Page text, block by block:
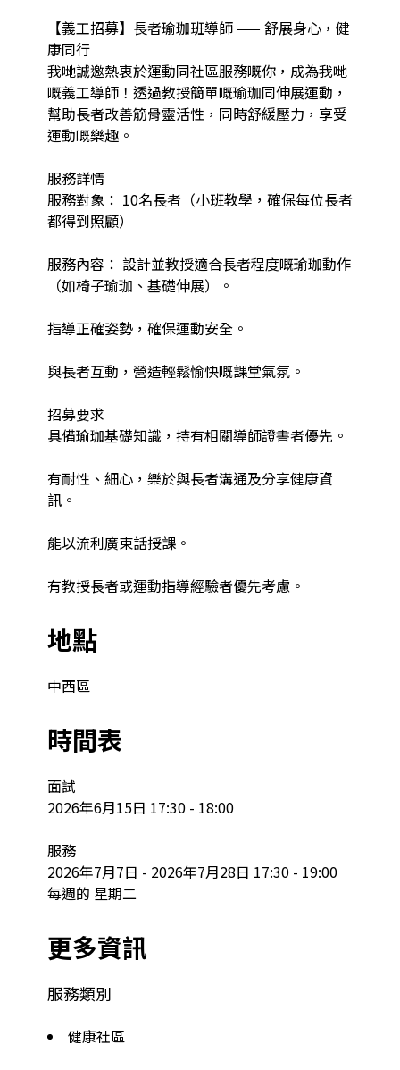
【義工招募】長者瑜珈班導師 —— 舒展身心，健
康同行
我哋誠邀熱衷於運動同社區服務嘅你，成為我哋
嘅義工導師！透過教授簡單嘅瑜珈同伸展運動，
幫助長者改善筋骨靈活性，同時舒緩壓力，享受
運動嘅樂趣。
服務詳情
服務對象： 10名長者（小班教學，確保每位長者
都得到照顧）
服務內容： 設計並教授適合長者程度嘅瑜珈動作
（如椅子瑜珈、基礎伸展）。
指導正確姿勢，確保運動安全。
與長者互動，營造輕鬆愉快嘅課堂氣氛。
招募要求
具備瑜珈基礎知識，持有相關導師證書者優先。
有耐性、細心，樂於與長者溝通及分享健康資
訊。
能以流利廣東話授課。
有教授長者或運動指導經驗者優先考慮。
地點
中西區
時間表
面試
2026年6月15日 17:30 - 18:00
服務
2026年7月7日 - 2026年7月28日 17:30 - 19:00
每週的 星期二
更多資訊
服務類別
健康社區